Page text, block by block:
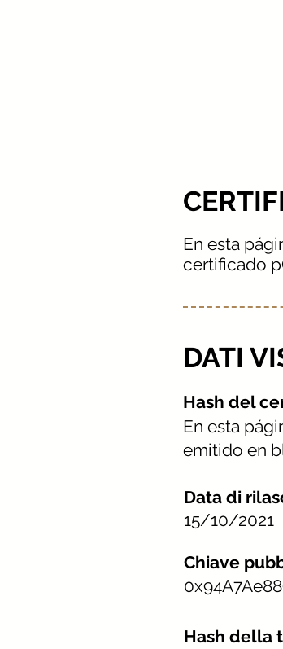
En esta
certificado
DATI
Hash del
En esta
emitido en
Data di
15/10/2021
Chiave
Hash della